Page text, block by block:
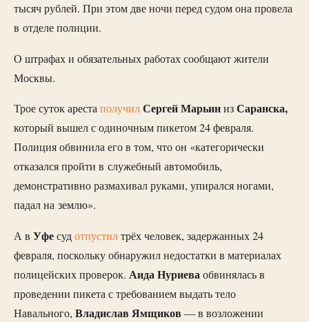
тысяч рублей. При этом две ночи перед судом она провела
в отделе полиции.
О штрафах и обязательных работах сообщают жители
Москвы.
Трое суток арестаполучилСергей МарьинизСаранска,
который вышел с одиночным пикетом 24 февраля.
Полиция обвинила его в том, что он «категорически
отказался пройти в служебный автомобиль,
демонстративно размахивал руками, упирался ногами,
падал на землю».
А в Уфесудотпустилтрёх человек, задержанных 24
февраля, поскольку обнаружил недостатки в материалах
полицейских проверок. Аида Нуриеваобвинялась в
проведении пикета с требованием выдать тело
Навального, Владислав Ямщиков — в возложении